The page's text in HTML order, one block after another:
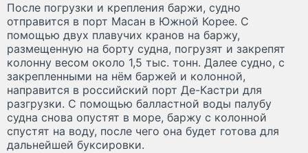
После погрузки и крепления баржи, судно
отправится в порт Масан в Южной Корее. С
помощью двух плавучих кранов на баржу,
размещенную на борту судна, погрузят и закрепят
колонну весом около 1,5 тыс. тонн. Далее судно, с
закрепленными на нём баржей и колонной,
направится в российский порт Де-Кастри для
разгрузки. С помощью балластной воды палубу
судна снова опустят в море, баржу с колонной
спустят на воду, после чего она будет готова для
дальнейшей буксировки.